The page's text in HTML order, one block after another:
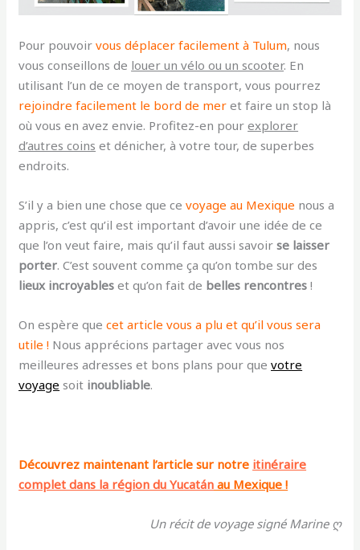
Pour pouvoirvous déplacer facilement à Tulum, nous
vous conseillons de louer un vélo ou un scooter. En
utilisant l’un de ce moyen de transport, vous pourrez
rejoindre facilement le bord de mer et faire un stop là
où vous en avez envie. Profitez-en pourexplorer
d’autres coins et dénicher, à votre tour, de superbes
endroits.
S’il y a bien une chose que cevoyage au Mexique nous a
appris, c’est qu’il est important d’avoir une idée de ce
que l’on veut faire, mais qu’il faut aussi savoirse laisser
porter. C’est souvent comme ça qu’on tombe sur des
lieux incroyables et qu’on fait de belles rencontres !
On espère quecet article vous a plu et qu’il vous sera
utile ! Nous apprécions partager avec vous nos
meilleures adresses et bons plans pour quevotre
voyage soit inoubliable.
Découvrez maintenant l’article sur notre itinéraire
complet dans la région du Yucatán au Mexique !
Un récit de voyage signé Marine ღ